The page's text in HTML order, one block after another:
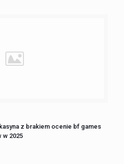
z brakiem ocenie bf games
w 2025